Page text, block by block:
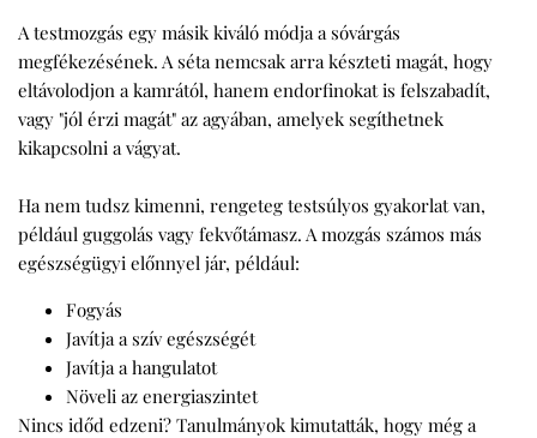
A testmozgás egy másik kiváló módja a sóvárgás
megfékezésének. A séta nemcsak arra készteti magát, hogy
eltávolodjon a kamrától, hanem endorfinokat is felszabadít,
vagy "jól érzi magát" az agyában, amelyek segíthetnek
kikapcsolni a vágyat.
Ha nem tudsz kimenni, rengeteg testsúlyos gyakorlat van,
például guggolás vagy fekvőtámasz. A mozgás számos más
egészségügyi előnnyel jár, például:
Fogyás
Javítja a szív egészségét
Javítja a hangulatot
Növeli az energiaszintet
Nincs időd edzeni? Tanulmányok kimutatták, hogy még a